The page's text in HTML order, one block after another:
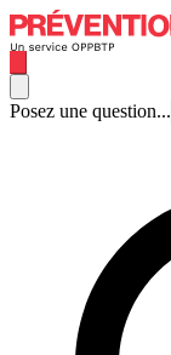
Posez une question...